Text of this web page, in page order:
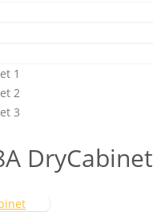
DryCabinet